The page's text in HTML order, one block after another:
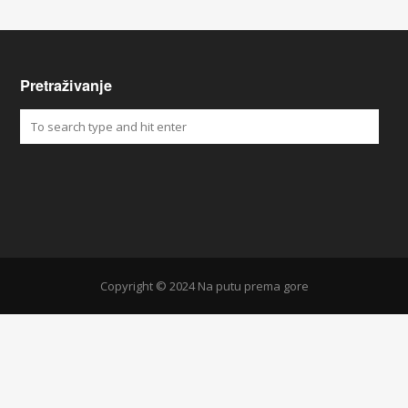
Pretraživanje
Copyright © 2024 Na putu prema gore